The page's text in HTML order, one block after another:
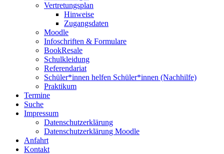
Vertretungsplan
Hinweise
Zugangsdaten
Moodle
Infoschriften & Formulare
BookResale
Schulkleidung
Referendariat
Schüler*innen helfen Schüler*innen (Nachhilfe)
Praktikum
Termine
Suche
Impressum
Datenschutzerklärung
Datenschutzerklärung Moodle
Anfahrt
Kontakt